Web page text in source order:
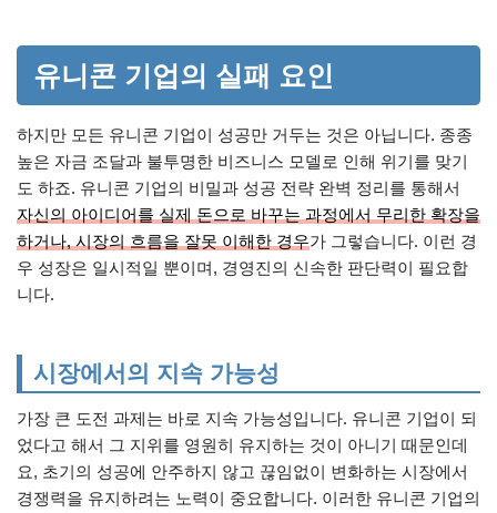
유니콘 기업의 실패 요인
하지만 모든 유니콘 기업이 성공만 거두는 것은 아닙니다. 종종
높은 자금 조달과 불투명한 비즈니스 모델로 인해 위기를 맞기
도 하죠. 유니콘 기업의 비밀과 성공 전략 완벽 정리를 통해서
자신의 아이디어를 실제 돈으로 바꾸는 과정에서 무리한 확장을
하거나, 시장의 흐름을 잘못 이해한 경우가 그렇습니다. 이런 경
우 성장은 일시적일 뿐이며, 경영진의 신속한 판단력이 필요합
니다.
시장에서의 지속 가능성
가장 큰 도전 과제는 바로 지속 가능성입니다. 유니콘 기업이 되
었다고 해서 그 지위를 영원히 유지하는 것이 아니기 때문인데
요, 초기의 성공에 안주하지 않고 끊임없이 변화하는 시장에서
경쟁력을 유지하려는 노력이 중요합니다. 이러한 유니콘 기업의